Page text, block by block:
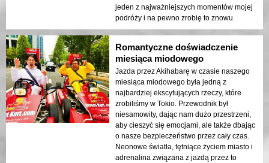
jeden z najważniejszych momentów mojej
podróży i na pewno zrobię to znowu.
Romantyczne doświadczenie
miesiąca miodowego
Jazda przez Akihabarę w czasie naszego
miesiąca miodowego była jedną z
najbardziej ekscytujących rzeczy, które
zrobiliśmy w Tokio. Przewodnik był
niesamowity, dając nam dużo przestrzeni,
aby cieszyć się emocjami, ale także dbając
o nasze bezpieczeństwo przez cały czas.
Neonowe światła, tętniące życiem miasto i
adrenalina związana z jazdą przez to